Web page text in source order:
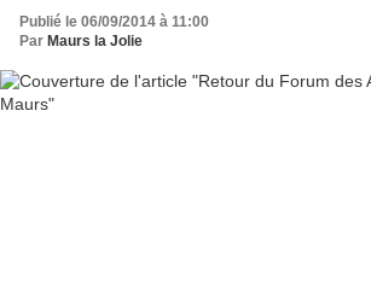
Publié le 06/09/2014 à 11:00
Par Maurs la Jolie